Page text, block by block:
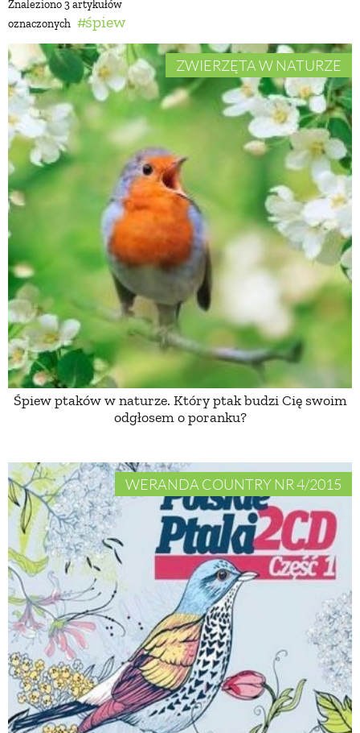
Znaleziono 3 artykułów
oznaczonych
śpiew
ZWIERZĘTA W NATURZE
Śpiew ptaków w naturze. Który ptak budzi Cię swoim
odgłosem o poranku?
WERANDA COUNTRY NR 4/2015
BUDUJEMY DOM
OGRÓD
WARZYWA I OWOCE
ROŚLINY OGRODOWE
PORADY
ZIELEŃ W DOMU
PROJEKTOWANIE OGRODU
NATURALNIE
NATURALNA APTECZKA
DLA DOMU
EKO ŻYCIE
PRZYRODA
ZWIERZĘTA DOMOWE